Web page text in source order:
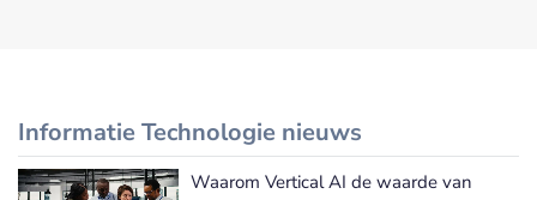
Informatie Technologie nieuws
Waarom Vertical AI de waarde van